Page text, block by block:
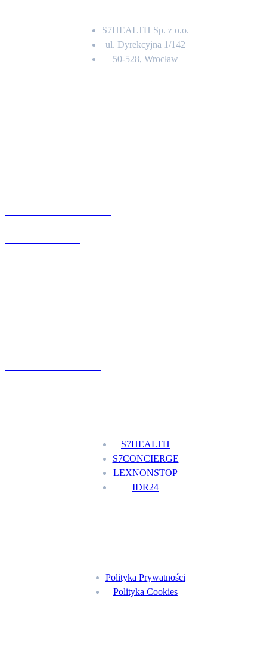
S7HEALTH Sp. z o.o.
ul. Dyrekcyjna 1/142
50-528, Wrocław
S7HEALTH
S7CONCIERGE
LEXNONSTOP
IDR24
Polityka Prywatności
Polityka Cookies